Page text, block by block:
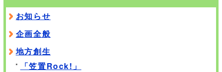
お知らせ
企画全般
地方創生
「笠置Rock!」